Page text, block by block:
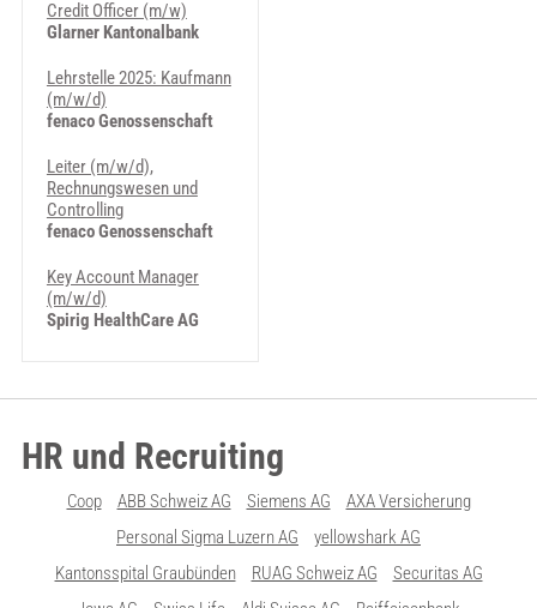
Credit Officer (m/w)
Glarner Kantonalbank
Lehrstelle 2025: Kaufmann
(m/w/d)
fenaco Genossenschaft
Leiter (m/w/d),
Rechnungswesen und
Controlling
fenaco Genossenschaft
Key Account Manager
(m/w/d)
Spirig HealthCare AG
HR und Recruiting
Coop ABB Schweiz AG Siemens AG
AXA Versicherung
Personal Sigma Luzern AG
yellowshark AG
Kantonsspital Graubünden
RUAG Schweiz AG
Securitas AG